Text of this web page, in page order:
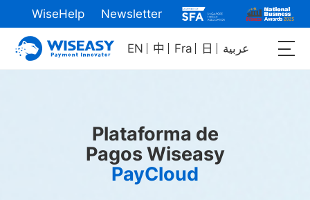
WiseHelp Newsletter
EN 中 Fra 日 عربية
Plataforma de
Pagos Wiseasy
PayCloud